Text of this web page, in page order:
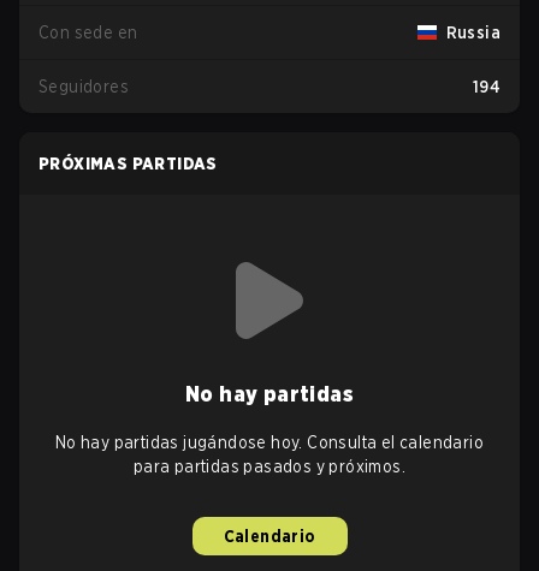
Con sede en Russia
Seguidores 194
PRÓXIMAS PARTIDAS
No hay partidas
No hay partidas jugándose hoy. Consulta el calendario
para partidas pasados y próximos.
Calendario